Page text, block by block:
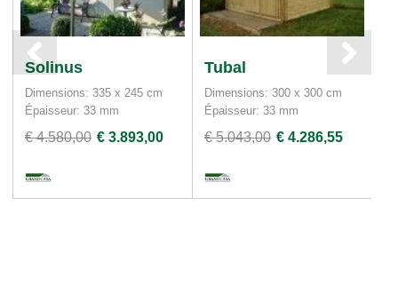
Solinus
Dimensions: 335 x 245 cm
Épaisseur: 33 mm
€ 4.580,00 € 3.893,00
Tubal
Dimensions: 300 x 300 cm
Épaisseur: 33 mm
€ 5.043,00 € 4.286,55